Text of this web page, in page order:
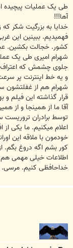
ت
طی یک عملیات پیچیده
آها!!!
خدایا به بزرگیت شکر
فهمیدیم. ببینین این
کشور. خجالت بکشین.
شهرام امیری طی یک
جلوی چشمش که اعتراف
و یه خط اینترنت پر
شهرام هم از غفلتشون
قرار گذاشته این فیلم و
آقا ما از همینجا و از
توسط برادران تروریست سیا،
اعلام میکنیم. ما یکی از
خودمون با ملاقه این
کور بشم اگه دروغ بگم.
اطلاعات خیلی مهمی هم
خداحافظی کنیم. مرسی.